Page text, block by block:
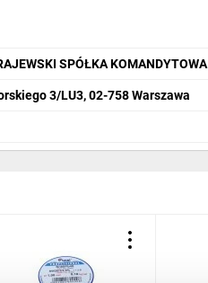
SPÓŁKA KOMANDYTOWA
3/LU3, 02-758 Warszawa